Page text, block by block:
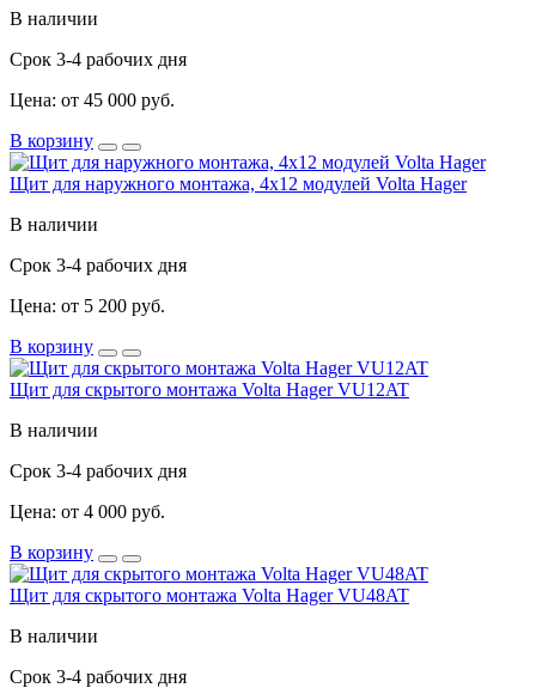
В наличии
Срок 3-4 рабочих дня
Цена: от 45 000 руб.
В корзину
Щит для наружного монтажа, 4x12 модулей Volta Hager
В наличии
Срок 3-4 рабочих дня
Цена: от 5 200 руб.
В корзину
Щит для скрытого монтажа Volta Hager VU12AT
В наличии
Срок 3-4 рабочих дня
Цена: от 4 000 руб.
В корзину
Щит для скрытого монтажа Volta Hager VU48AT
В наличии
Срок 3-4 рабочих дня